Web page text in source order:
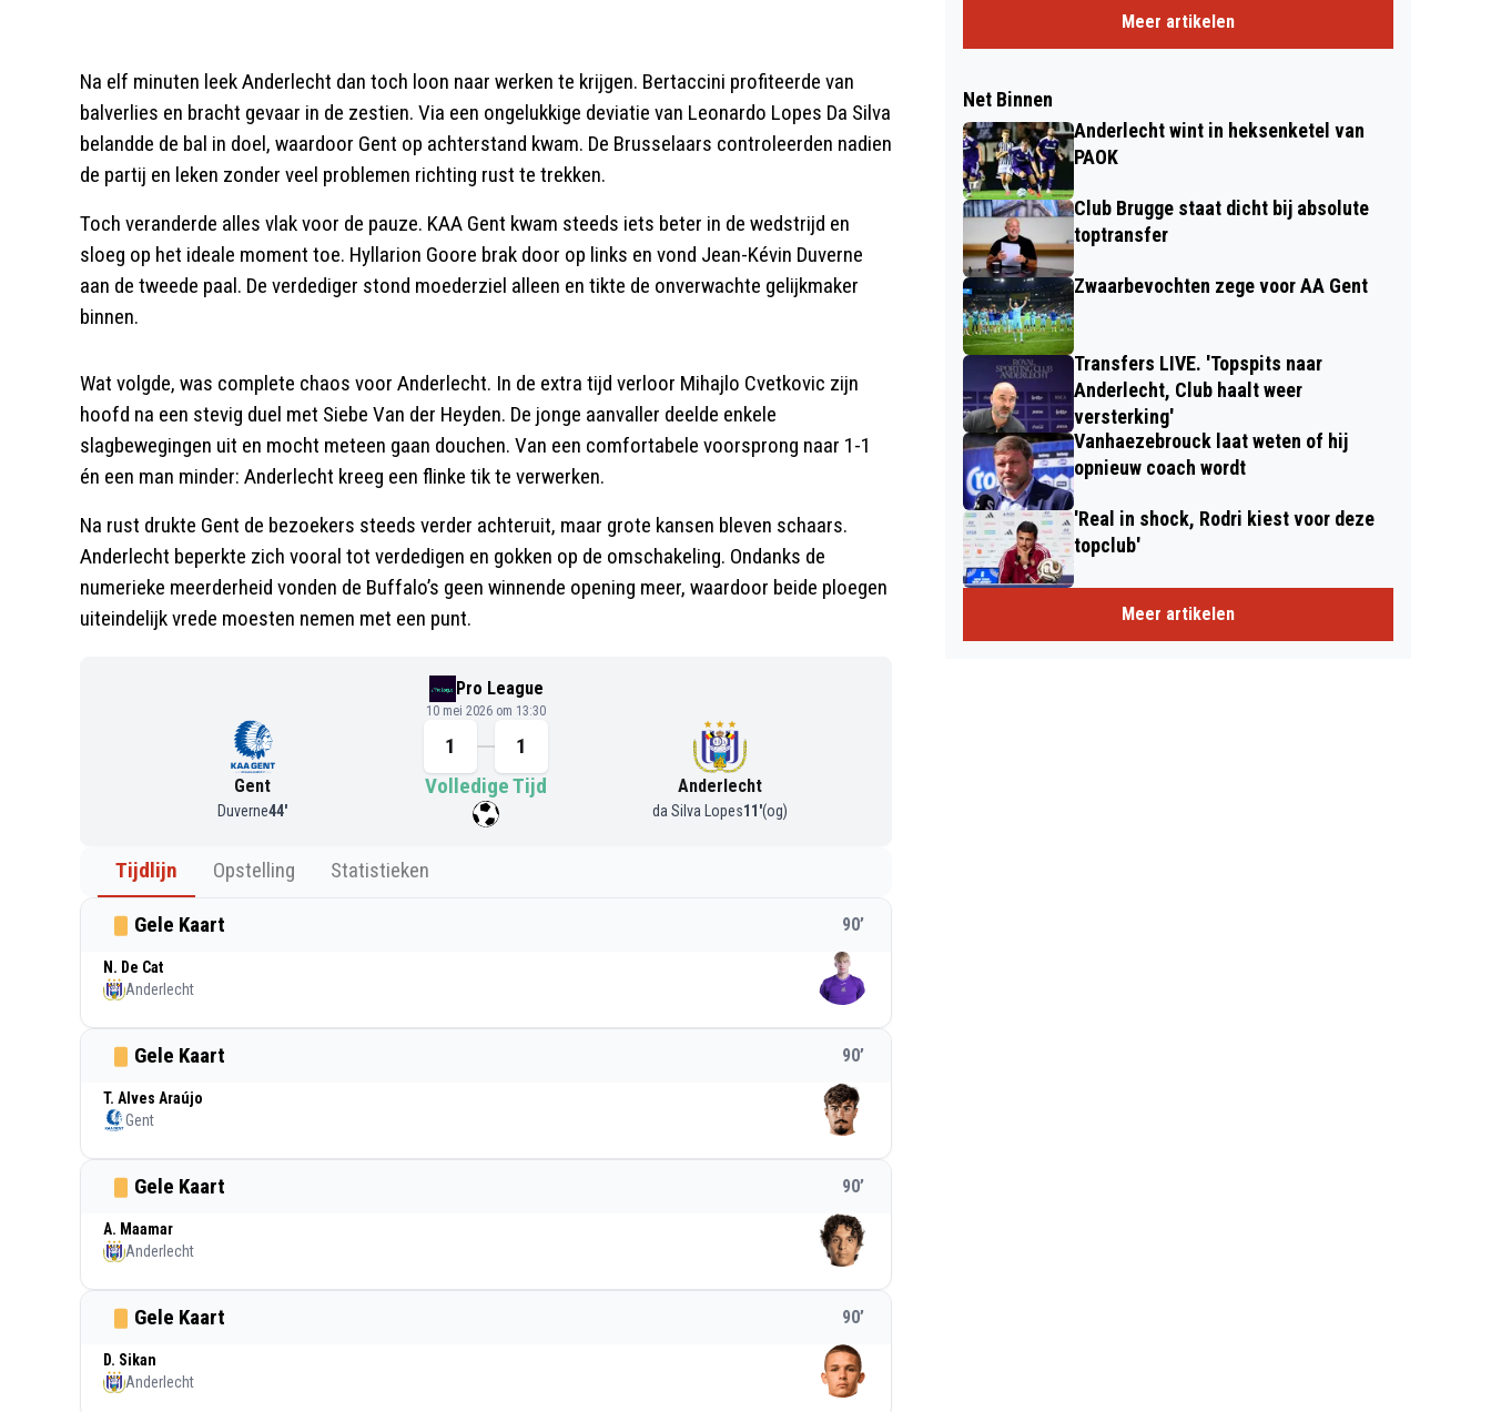
Na elf minuten leek Anderlecht dan toch loon naar werken te krijgen. Bertaccini profiteerde van
balverlies en bracht gevaar in de zestien. Via een ongelukkige deviatie van Leonardo Lopes Da Silva
belandde de bal in doel, waardoor Gent op achterstand kwam. De Brusselaars controleerden nadien
de partij en leken zonder veel problemen richting rust te trekken.
Toch veranderde alles vlak voor de pauze. KAA Gent kwam steeds iets beter in de wedstrijd en
sloeg op het ideale moment toe. Hyllarion Goore brak door op links en vond Jean-Kévin Duverne
aan de tweede paal. De verdediger stond moederziel alleen en tikte de onverwachte gelijkmaker
binnen.
Wat volgde, was complete chaos voor Anderlecht. In de extra tijd verloor Mihajlo Cvetkovic zijn
hoofd na een stevig duel met Siebe Van der Heyden. De jonge aanvaller deelde enkele
slagbewegingen uit en mocht meteen gaan douchen. Van een comfortabele voorsprong naar 1-1
én een man minder: Anderlecht kreeg een flinke tik te verwerken.
Na rust drukte Gent de bezoekers steeds verder achteruit, maar grote kansen bleven schaars.
Anderlecht beperkte zich vooral tot verdedigen en gokken op de omschakeling. Ondanks de
numerieke meerderheid vonden de Buffalo’s geen winnende opening meer, waardoor beide ploegen
uiteindelijk vrede moesten nemen met een punt.
Pro League
10 mei 2026 om 13:30
Gent
Duverne44'
1
1
Volledige Tijd
Anderlecht
da Silva Lopes11 '(og)
Tijdlijn Opstelling Statistieken
Gele Kaart 90’
N. De Cat
Anderlecht
Gele Kaart 90’
T. Alves Araújo
Gent
Gele Kaart 90’
A. Maamar
Anderlecht
Gele Kaart 90’
D. Sikan
Anderlecht
Meer artikelen
Net Binnen
Anderlecht wint in heksenketel van
PAOK
Club Brugge staat dicht bij absolute
toptransfer
Zwaarbevochten zege voor AA Gent
Transfers LIVE. 'Topspits naar
Anderlecht, Club haalt weer
versterking'
Vanhaezebrouck laat weten of hij
opnieuw coach wordt
'Real in shock, Rodri kiest voor deze
topclub'
Meer artikelen